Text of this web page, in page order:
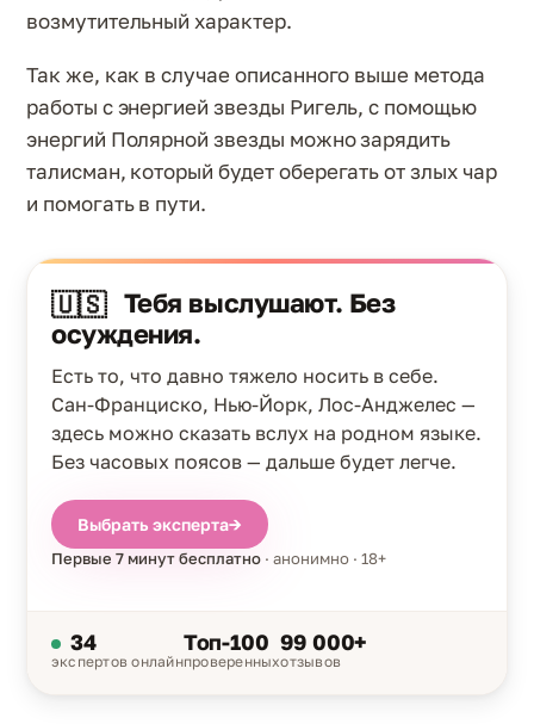
возмутительный характер.
Так же, как в случае описанного выше метода
работы с энергией звезды Ригель, с помощью
энергий Полярной звезды можно зарядить
талисман, который будет оберегать от злых чар
и помогать в пути.
🇺🇸 Тебя выслушают. Без
осуждения.
Есть то, что давно тяжело носить в себе.
Сан-Франциско, Нью-Йорк, Лос-Анджелес —
здесь можно сказать вслух на родном языке.
Без часовых поясов — дальше будет легче.
Выбрать эксперта→
Первые 7 минут бесплатно · анонимно · 18+
34
экспертов онлайн
Топ-100
проверенных
99 000+
отзывов